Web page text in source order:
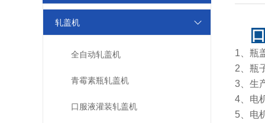
轧盖机
全自动轧盖机
青霉素瓶轧盖机
口服液灌装轧盖机
1、瓶
2、瓶
3、生
4、电
5、电